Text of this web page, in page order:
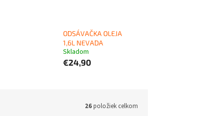
ODSÁVAČKA OLEJA
1,6L NEVADA
Skladom
€24,90
26položiek celkom